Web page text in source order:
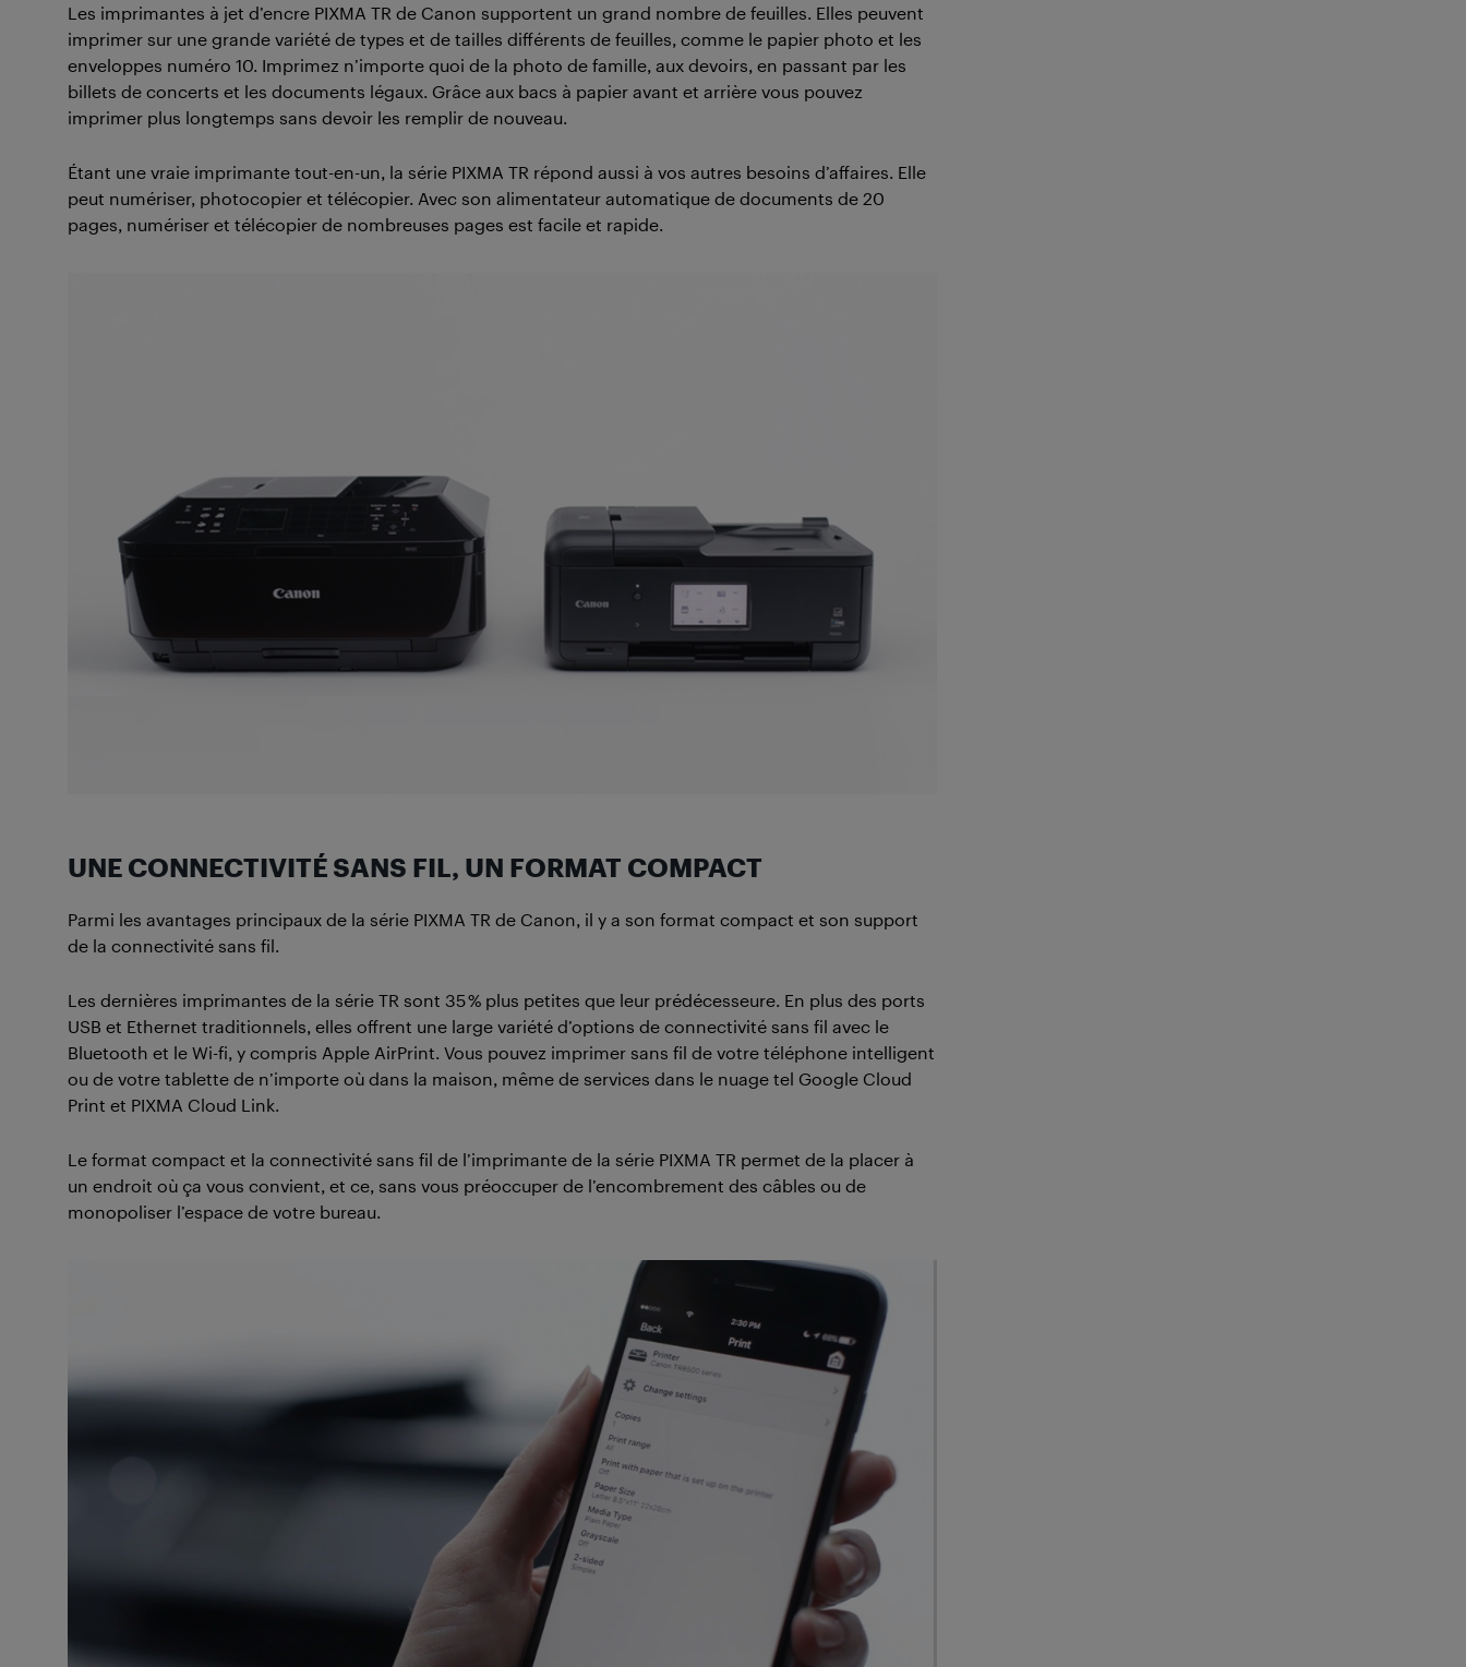
Les imprimantes à jet d’encre PIXMA TR de Canon supportent un grand nombre de feuilles. Elles peuvent
imprimer sur une grande variété de types et de tailles différents de feuilles, comme le papier photo et les
enveloppes numéro 10. Imprimez n’importe quoi de la photo de famille, aux devoirs, en passant par les
billets de concerts et les documents légaux. Grâce aux bacs à papier avant et arrière vous pouvez
imprimer plus longtemps sans devoir les remplir de nouveau.
Étant une vraie imprimante tout-en-un, la série PIXMA TR répond aussi à vos autres besoins d’affaires. Elle
peut numériser, photocopier et télécopier. Avec son alimentateur automatique de documents de 20
pages, numériser et télécopier de nombreuses pages est facile et rapide.
UNE CONNECTIVITÉ SANS FIL, UN FORMAT COMPACT
Parmi les avantages principaux de la série PIXMA TR de Canon, il y a son format compact et son support
de la connectivité sans fil.
Les dernières imprimantes de la série TR sont 35 % plus petites que leur prédécesseure. En plus des ports
USB et Ethernet traditionnels, elles offrent une large variété d’options de connectivité sans fil avec le
Bluetooth et le Wi-fi, y compris Apple AirPrint. Vous pouvez imprimer sans fil de votre téléphone intelligent
ou de votre tablette de n’importe où dans la maison, même de services dans le nuage tel Google Cloud
Print et PIXMA Cloud Link.
Le format compact et la connectivité sans fil de l’imprimante de la série PIXMA TR permet de la placer à
un endroit où ça vous convient, et ce, sans vous préoccuper de l’encombrement des câbles ou de
monopoliser l’espace de votre bureau.